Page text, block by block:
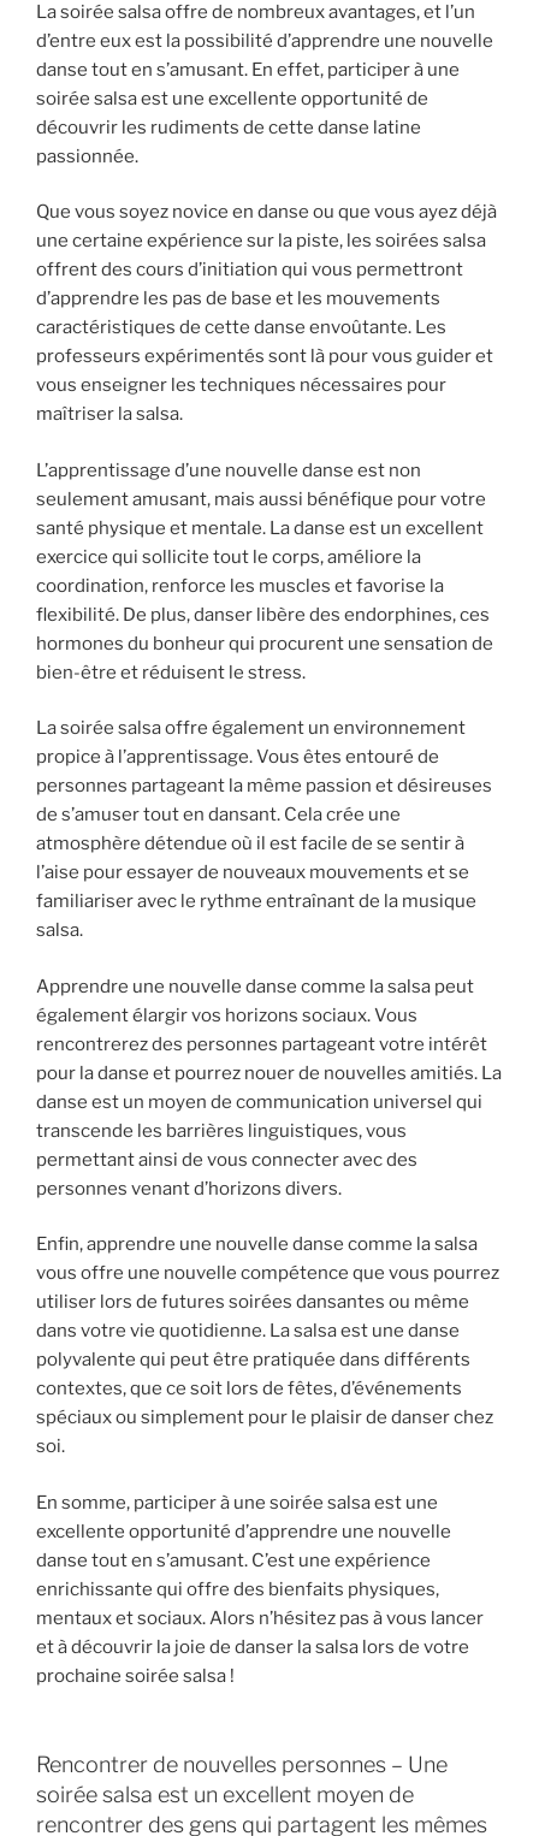
La soirée salsa offre de nombreux avantages, et l’un
d’entre eux est la possibilité d’apprendre une nouvelle
danse tout en s’amusant. En effet, participer à une
soirée salsa est une excellente opportunité de
découvrir les rudiments de cette danse latine
passionnée.
Que vous soyez novice en danse ou que vous ayez déjà
une certaine expérience sur la piste, les soirées salsa
offrent des cours d’initiation qui vous permettront
d’apprendre les pas de base et les mouvements
caractéristiques de cette danse envoûtante. Les
professeurs expérimentés sont là pour vous guider et
vous enseigner les techniques nécessaires pour
maîtriser la salsa.
L’apprentissage d’une nouvelle danse est non
seulement amusant, mais aussi bénéfique pour votre
santé physique et mentale. La danse est un excellent
exercice qui sollicite tout le corps, améliore la
coordination, renforce les muscles et favorise la
flexibilité. De plus, danser libère des endorphines, ces
hormones du bonheur qui procurent une sensation de
bien-être et réduisent le stress.
La soirée salsa offre également un environnement
propice à l’apprentissage. Vous êtes entouré de
personnes partageant la même passion et désireuses
de s’amuser tout en dansant. Cela crée une
atmosphère détendue où il est facile de se sentir à
l’aise pour essayer de nouveaux mouvements et se
familiariser avec le rythme entraînant de la musique
salsa.
Apprendre une nouvelle danse comme la salsa peut
également élargir vos horizons sociaux. Vous
rencontrerez des personnes partageant votre intérêt
pour la danse et pourrez nouer de nouvelles amitiés. La
danse est un moyen de communication universel qui
transcende les barrières linguistiques, vous
permettant ainsi de vous connecter avec des
personnes venant d’horizons divers.
Enfin, apprendre une nouvelle danse comme la salsa
vous offre une nouvelle compétence que vous pourrez
utiliser lors de futures soirées dansantes ou même
dans votre vie quotidienne. La salsa est une danse
polyvalente qui peut être pratiquée dans différents
contextes, que ce soit lors de fêtes, d’événements
spéciaux ou simplement pour le plaisir de danser chez
soi.
En somme, participer à une soirée salsa est une
excellente opportunité d’apprendre une nouvelle
danse tout en s’amusant. C’est une expérience
enrichissante qui offre des bienfaits physiques,
mentaux et sociaux. Alors n’hésitez pas à vous lancer
et à découvrir la joie de danser la salsa lors de votre
prochaine soirée salsa !
Rencontrer de nouvelles personnes – Une
soirée salsa est un excellent moyen de
rencontrer des gens qui partagent les mêmes